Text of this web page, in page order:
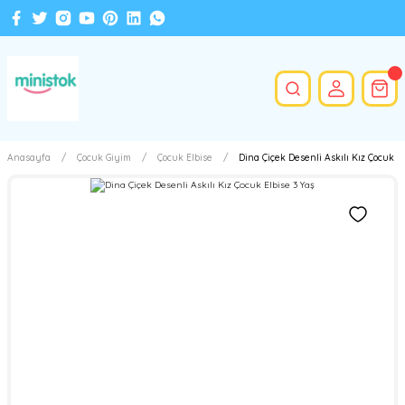
Anasayfa Çocuk Giyim Çocuk Elbise Dina Çiçek Desenli Askılı Kız Çocuk